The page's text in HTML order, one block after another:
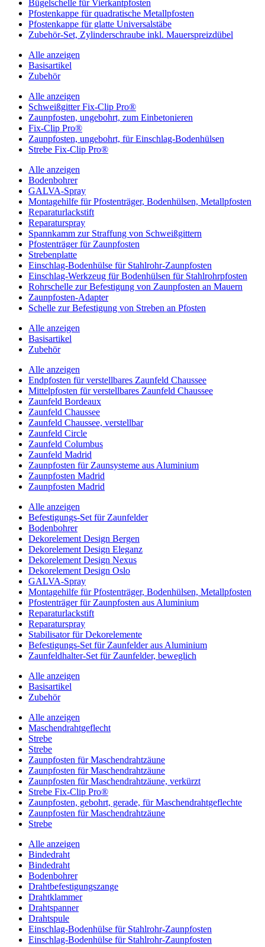
Bügelschelle für Vierkantpfosten
Pfostenkappe für quadratische Metallpfosten
Pfostenkappe für glatte Universalstäbe
Zubehör-Set, Zylinderschraube inkl. Mauerspreizdübel
Alle anzeigen
Basisartikel
Zubehör
Alle anzeigen
Schweißgitter Fix-Clip Pro®
Zaunpfosten, ungebohrt, zum Einbetonieren
Fix-Clip Pro®
Zaunpfosten, ungebohrt, für Einschlag-Bodenhülsen
Strebe Fix-Clip Pro®
Alle anzeigen
Bodenbohrer
GALVA-Spray
Montagehilfe für Pfostenträger, Bodenhülsen, Metallpfosten
Reparaturlackstift
Reparaturspray
Spannkamm zur Straffung von Schweißgittern
Pfostenträger für Zaunpfosten
Strebenplatte
Einschlag-Bodenhülse für Stahlrohr-Zaunpfosten
Einschlag-Werkzeug für Bodenhülsen für Stahlrohrpfosten
Rohrschelle zur Befestigung von Zaunpfosten an Mauern
Zaunpfosten-Adapter
Schelle zur Befestigung von Streben an Pfosten
Alle anzeigen
Basisartikel
Zubehör
Alle anzeigen
Endpfosten für verstellbares Zaunfeld Chaussee
Mittelpfosten für verstellbares Zaunfeld Chaussee
Zaunfeld Bordeaux
Zaunfeld Chaussee
Zaunfeld Chaussee, verstellbar
Zaunfeld Circle
Zaunfeld Columbus
Zaunfeld Madrid
Zaunpfosten für Zaunsysteme aus Aluminium
Zaunpfosten Madrid
Zaunpfosten Madrid
Alle anzeigen
Befestigungs-Set für Zaunfelder
Bodenbohrer
Dekorelement Design Bergen
Dekorelement Design Eleganz
Dekorelement Design Nexus
Dekorelement Design Oslo
GALVA-Spray
Montagehilfe für Pfostenträger, Bodenhülsen, Metallpfosten
Pfostenträger für Zaunpfosten aus Aluminium
Reparaturlackstift
Reparaturspray
Stabilisator für Dekorelemente
Befestigungs-Set für Zaunfelder aus Aluminium
Zaunfeldhalter-Set für Zaunfelder, beweglich
Alle anzeigen
Basisartikel
Zubehör
Alle anzeigen
Maschendrahtgeflecht
Strebe
Strebe
Zaunpfosten für Maschendrahtzäune
Zaunpfosten für Maschendrahtzäune
Zaunpfosten für Maschendrahtzäune, verkürzt
Strebe Fix-Clip Pro®
Zaunpfosten, gebohrt, gerade, für Maschendrahtgeflechte
Zaunpfosten für Maschendrahtzäune
Strebe
Alle anzeigen
Bindedraht
Bindedraht
Bodenbohrer
Drahtbefestigungszange
Drahtklammer
Drahtspanner
Drahtspule
Einschlag-Bodenhülse für Stahlrohr-Zaunpfosten
Einschlag-Bodenhülse für Stahlrohr-Zaunpfosten